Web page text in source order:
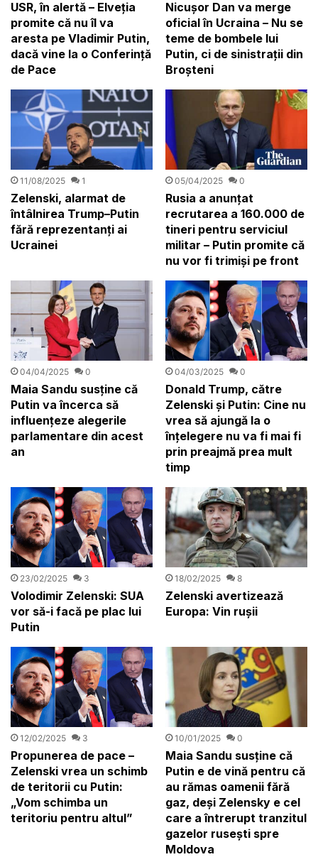
USR, în alertă – Elveția
promite că nu îl va
aresta pe Vladimir Putin,
dacă vine la o Conferinţă
de Pace
Nicușor Dan va merge
oficial în Ucraina – Nu se
teme de bombele lui
Putin, ci de sinistrații din
Broșteni
11/08/2025 1
Zelenski, alarmat de
întâlnirea Trump–Putin
fără reprezentanți ai
Ucrainei
05/04/2025 0
Rusia a anunțat
recrutarea a 160.000 de
tineri pentru serviciul
militar – Putin promite că
nu vor fi trimiși pe front
04/04/2025 0
Maia Sandu susține că
Putin va încerca să
influenţeze alegerile
parlamentare din acest
an
04/03/2025 0
Donald Trump, către
Zelenski și Putin: Cine nu
vrea să ajungă la o
înțelegere nu va fi mai fi
prin preajmă prea mult
timp
23/02/2025 3
Volodimir Zelenski: SUA
vor să-i facă pe plac lui
Putin
18/02/2025 8
Zelenski avertizează
Europa: Vin rușii
12/02/2025 3
Propunerea de pace –
Zelenski vrea un schimb
de teritorii cu Putin:
„Vom schimba un
teritoriu pentru altul”
10/01/2025 0
Maia Sandu susține că
Putin e de vină pentru că
au rămas oamenii fără
gaz, deși Zelensky e cel
care a întrerupt tranzitul
gazelor rusești spre
Moldova